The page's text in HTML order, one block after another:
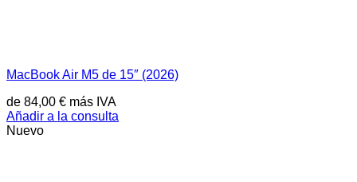
MacBook Air M5 de 15″ (2026)
de 84,00 € más IVA
Añadir a la consulta
Nuevo